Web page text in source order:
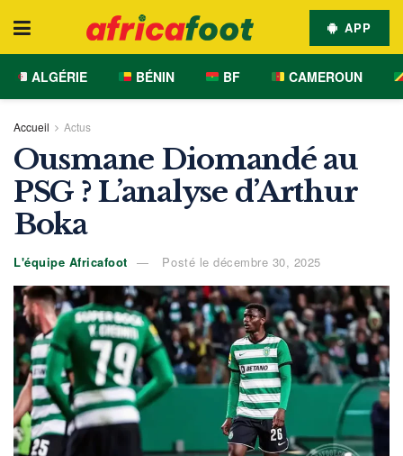
APP
ALGÉRIE BÉNIN BF CAMEROUN
Accueil Actus
Ousmane Diomandé au
PSG ? L’analyse d’Arthur
Boka
L'équipe Africafoot Posté le décembre 30, 2025